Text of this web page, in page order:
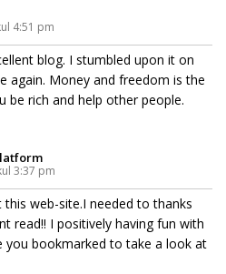
4:51 pm
blog. I stumbled upon it on
again. Money and freedom is the
be rich and help other people.
3:37 pm
web-site.I needed to thanks
read!! I positively having fun with
you bookmarked to take a look at